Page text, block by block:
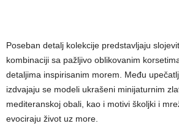
Poseban detalj kolekcije predstavljaju
kombinaciji sa pažljivo oblikovanim
detaljima inspirisanim morem. Među
izdvajaju se modeli ukrašeni minijaturnim
mediteranskoj obali, kao i motivi školjki i
evociraju život uz more.